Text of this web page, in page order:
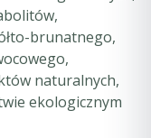
brunatnego,
naturalnych,
ekologicznym